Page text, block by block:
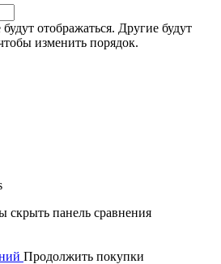
отображаться. Другие будут
изменить порядок.
панель сравнения
Продолжить покупки